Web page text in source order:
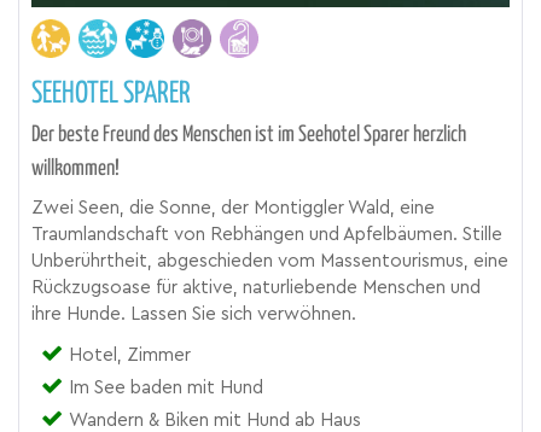
SEEHOTEL SPARER
Der beste Freund des Menschen ist im Seehotel Sparer herzlich
willkommen!
Zwei Seen, die Sonne, der Montiggler Wald, eine
Traumlandschaft von Rebhängen und Apfelbäumen. Stille
Unberührtheit, abgeschieden vom Massentourismus, eine
Rückzugsoase für aktive, naturliebende Menschen und
ihre Hunde. Lassen Sie sich verwöhnen.
Hotel, Zimmer
Im See baden mit Hund
Wandern & Biken mit Hund ab Haus